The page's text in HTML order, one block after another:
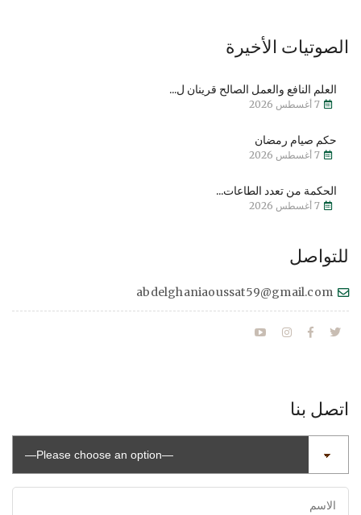
الصوتيات الأخيرة
العلم النافع والعمل الصالح قرينان ل...
7 أغسطس 2026
حكم صيام رمضان
7 أغسطس 2026
الحكمة من تعدد الطاعات...
7 أغسطس 2026
للتواصل
abdelghaniaoussat59@gmail.com
اتصل بنا